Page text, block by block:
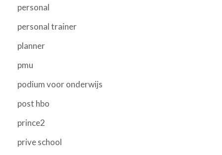
personal
personal trainer
planner
pmu
podium voor onderwijs
post hbo
prince2
prive school